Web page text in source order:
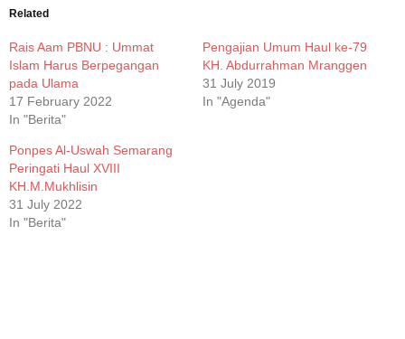
new
Related
Rais Aam PBNU : Ummat
Islam Harus Berpegangan
pada Ulama
17 February 2022
In "Berita"
Pengajian Umum Haul ke-79
KH. Abdurrahman Mranggen
31 July 2019
In "Agenda"
Ponpes Al-Uswah Semarang
Peringati Haul XVIII
KH.M.Mukhlisin
31 July 2022
In "Berita"